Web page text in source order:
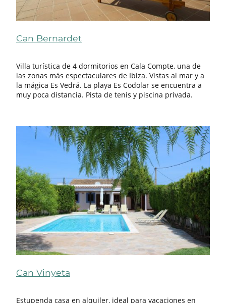
Can Bernardet
Villa turística de 4 dormitorios en Cala Compte, una de
las zonas más espectaculares de Ibiza. Vistas al mar y a
la mágica Es Vedrá. La playa Es Codolar se encuentra a
muy poca distancia. Pista de tenis y piscina privada.
Can Vinyeta
Estupenda casa en alquiler, ideal para vacaciones en